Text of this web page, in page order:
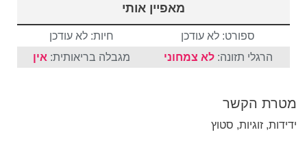
מאפיין אותי
ספורט: לא עודכן
חיות: לא עודכן
הרגלי תזונה:לא צמחוני מגבלה בריאותית: אין
מטרת הקשר
ידידות, זוגיות, סטוץ